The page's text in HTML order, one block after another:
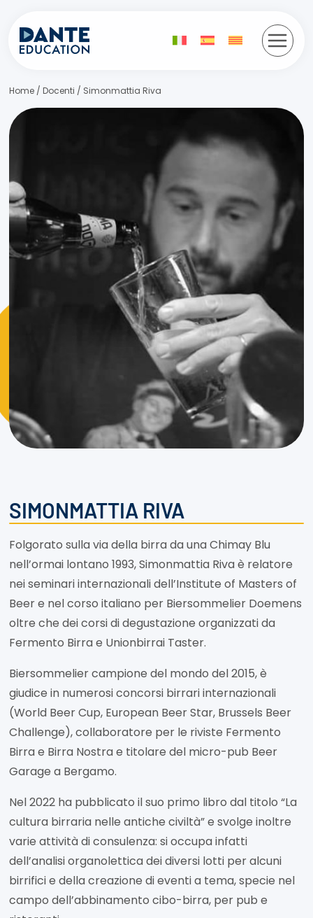
contingut
Home /Docenti / Simonmattia Riva
SIMONMATTIA RIVA
Folgorato sulla via della birra da una Chimay Blu
nell’ormai lontano 1993, Simonmattia Riva è relatore
nei seminari internazionali dell’Institute of Masters of
Beer e nel corso italiano per Biersommelier Doemens
oltre che dei corsi di degustazione organizzati da
Fermento Birra e Unionbirrai Taster.
Biersommelier campione del mondo del 2015, è
giudice in numerosi concorsi birrari internazionali
(World Beer Cup, European Beer Star, Brussels Beer
Challenge), collaboratore per le riviste Fermento
Birra e Birra Nostra e titolare del micro-pub Beer
Garage a Bergamo.
Nel 2022 ha pubblicato il suo primo libro dal titolo “La
cultura birraria nelle antiche civiltà” e svolge inoltre
varie attività di consulenza: si occupa infatti
dell’analisi organolettica dei diversi lotti per alcuni
birrifici e della creazione di eventi a tema, specie nel
campo dell’abbinamento cibo-birra, per pub e